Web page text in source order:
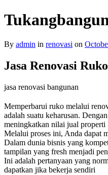
By admin in renovasi on
Jasa Renovasi
jasa renovasi bangunan
Memperbarui ruko melalui
adalah suatu keharusan.
meningkatkan nilai jual properti
Melalui proses ini, Anda dapat
Dalam dunia bisnis yang
tampilan yang fresh menjadi
Ini adalah pertanyaan yang
dapatkan jika bekerja sendiri